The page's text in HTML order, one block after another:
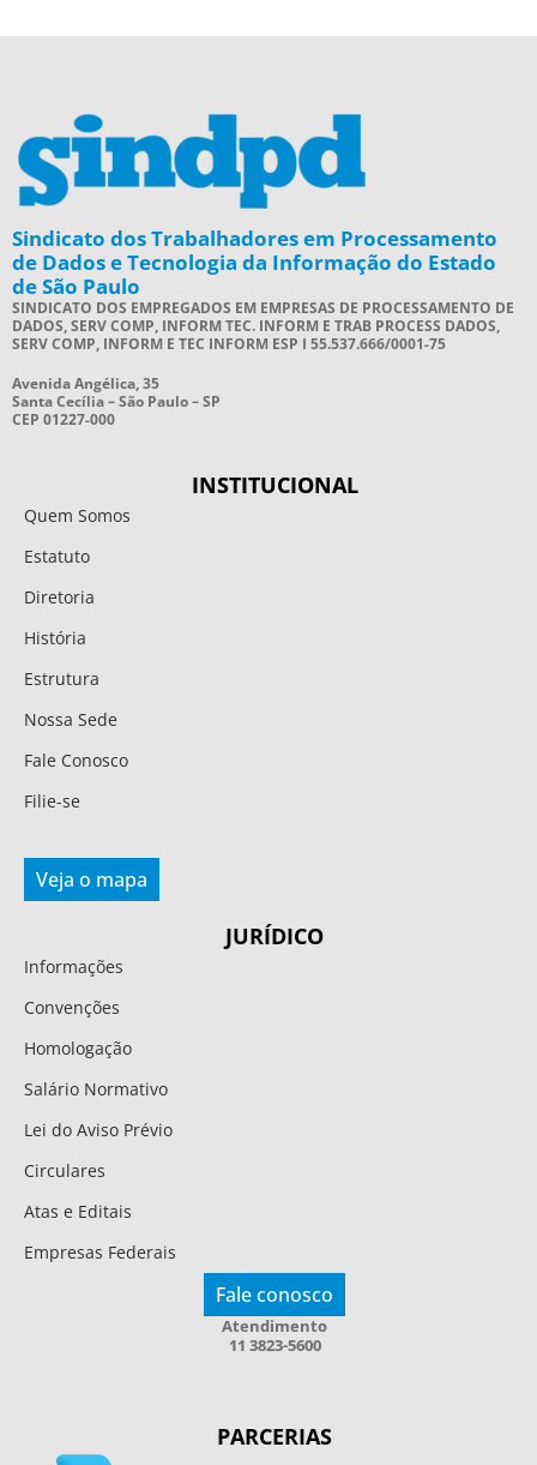
Sindicato dos Trabalhadores em Processamento
de Dados e Tecnologia da Informação do Estado
de São Paulo
SINDICATO DOS EMPREGADOS EM EMPRESAS DE PROCESSAMENTO DE
DADOS, SERV COMP, INFORM TEC. INFORM E TRAB PROCESS DADOS,
SERV COMP, INFORM E TEC INFORM ESP I 55.537.666/0001-75
Avenida Angélica, 35
Santa Cecília – São Paulo – SP
CEP 01227-000
INSTITUCIONAL
Quem Somos
Estatuto
Diretoria
História
Estrutura
Nossa Sede
Fale Conosco
Filie-se
Veja o mapa
JURÍDICO
Informações
Convenções
Homologação
Salário Normativo
Lei do Aviso Prévio
Circulares
Atas e Editais
Empresas Federais
Fale conosco
Atendimento
11 3823-5600
PARCERIAS